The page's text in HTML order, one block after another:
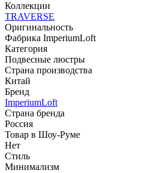
Коллекции
TRAVERSE
Оригинальность
Фабрика ImperiumLoft
Категория
Подвесные люстры
Страна производства
Китай
Бренд
ImperiumLoft
Страна бренда
Россия
Товар в Шоу-Руме
Нет
Стиль
Минимализм